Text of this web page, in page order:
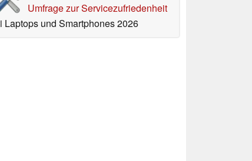
Umfrage zur Servicezufriedenheit
Laptops und Smartphones 2026